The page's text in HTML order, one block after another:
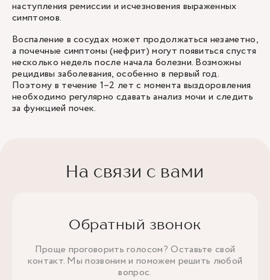
наступления ремиссии и исчезновения выраженных
симптомов.
Воспаление в сосудах может продолжаться незаметно,
а почечные симптомы (нефрит) могут появиться спустя
несколько недель после начала болезни. Возможны
рецидивы заболевания, особенно в первый год.
Поэтому в течение 1–2 лет с момента выздоровления
необходимо регулярно сдавать анализ мочи и следить
за функцией почек.
На связи с вами
Обратный звонок
Проще проговорить голосом? Оставьте свой
контакт. Мы позвоним и поможем решить любой
вопрос.